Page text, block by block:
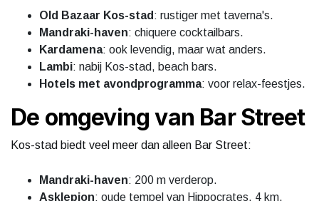
Old Bazaar Kos-stad : rustiger met taverna's.
Mandraki-haven: chiquere cocktailbars.
Kardamena: ook levendig, maar wat anders.
Lambi: nabij Kos-stad, beach bars.
Hotels met avondprogramma: voor relax-feestjes.
De omgeving van Bar Street
Kos-stad biedt veel meer dan alleen Bar Street:
Mandraki-haven: 200 m verderop.
Asklepion: oude tempel van Hippocrates, 4 km.